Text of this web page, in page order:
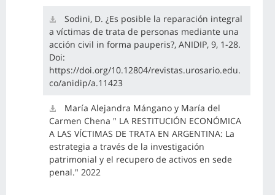
Sodini, D. ¿Es posible la reparación integral
a víctimas de trata de personas mediante una
acción civil in forma pauperis?, ANIDIP, 9, 1-28.
Doi:
https://doi.org/10.12804/revistas.urosario.edu.
co/anidip/a.11423
María Alejandra Mángano y María del
Carmen Chena " LA RESTITUCIÓN ECONÓMICA
A LAS VÍCTIMAS DE TRATA EN ARGENTINA: La
estrategia a través de la investigación
patrimonial y el recupero de activos en sede
penal." 2022